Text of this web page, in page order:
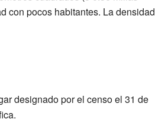
con pocos habitantes. La densidad
designado por el censo el 31 de